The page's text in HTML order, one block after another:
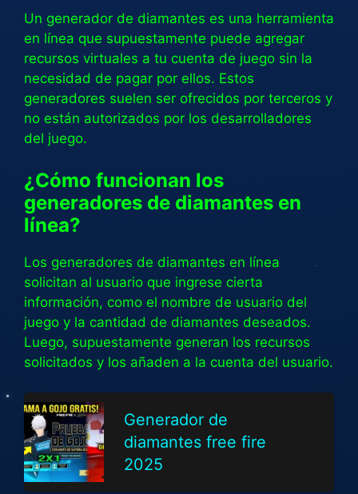
Un generador de diamantes es una herramienta
en línea que supuestamente puede agregar
recursos virtuales a tu cuenta de juego sin la
necesidad de pagar por ellos. Estos
generadores suelen ser ofrecidos por terceros y
no están autorizados por los desarrolladores
del juego.
¿Cómo funcionan los
generadores de diamantes en
línea?
Los generadores de diamantes en línea
solicitan al usuario que ingrese cierta
información, como el nombre de usuario del
juego y la cantidad de diamantes deseados.
Luego, supuestamente generan los recursos
solicitados y los añaden a la cuenta del usuario.
Generador de
diamantes free fire
2025